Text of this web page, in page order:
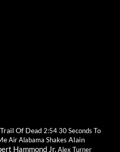
Of Dead 2:5430 Seconds To
AirAlabama Shakes Alain
Hammond Jr.Alex Turner